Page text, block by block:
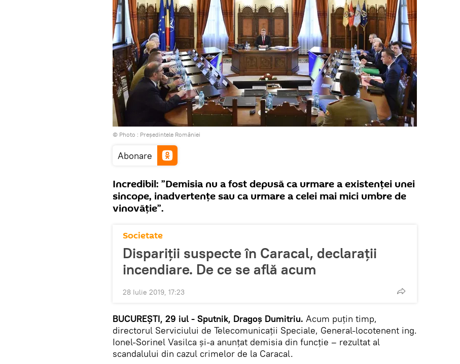
© Photo : Președintele României
Abonare
Incredibil: ”Demisia nu a fost depusă ca urmare a existenței unei
sincope, inadvertențe sau ca urmare a celei mai mici umbre de
vinovăție”.
Societate
Dispariții suspecte în Caracal, declarații
incendiare. De ce se află acum
28 Iulie 2019, 17:23
BUCUREȘTI, 29 iul - Sputnik, Dragoș Dumitriu. Acum puțin timp,
directorul Serviciului de Telecomunicații Speciale, General-locotenent ing.
Ionel-Sorinel Vasilca și-a anunțat demisia din funcție – rezultat al
scandalului din cazul crimelor de la Caracal.